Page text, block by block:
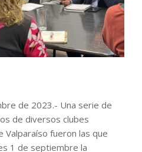
de 2023.- Una serie de
de diversos clubes
Valparaíso fueron las que
1 de septiembre la